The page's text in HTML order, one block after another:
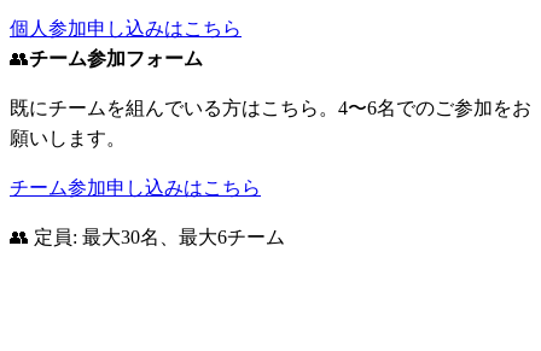
個人参加申し込みはこちら
👥チーム参加フォーム
既にチームを組んでいる方はこちら。4〜6名でのご参加をお
願いします。
チーム参加申し込みはこちら
👥 定員: 最大30名、最大6チーム